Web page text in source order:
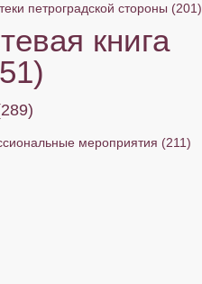
петроградской стороны (201)
книга
мероприятия (211)